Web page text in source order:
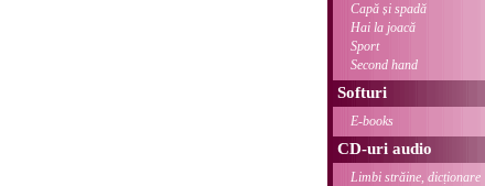
Capă și spadă
Hai la joacă
Sport
Second hand
Softuri
E-books
CD-uri audio
Limbi străine, dicționare